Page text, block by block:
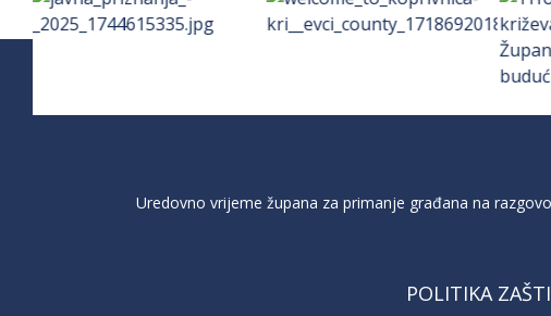
Uredovno vrijeme župana za primanje građana na
POLITIKA